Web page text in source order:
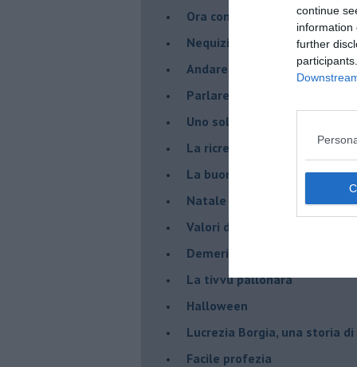
continue
information
further
Ora come allora
Nequizia
Andare oltre lo specchio
Parlare con la televisione
Uno solo al comando?
La ricreazione è finita
La buona notizia
Natale con l'elmetto
Valori dubbi miti fasulli
Demeritocrazia
La tivvù pallonara
Halloween
​Lucrezia Borgia, una storia
Facile profezia